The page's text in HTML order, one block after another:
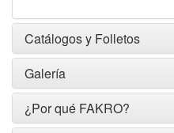
Catálogos y Folletos
Galería
¿Por qué FAKRO?